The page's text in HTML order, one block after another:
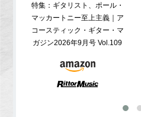
特集：ギタリスト、ポール・
マッカートニー至上主義｜ア
コースティック・ギター・マ
ガジン2026年9月号 Vol.109